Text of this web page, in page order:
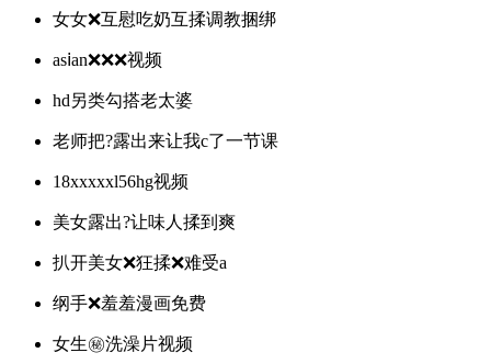
女女❌互慰吃奶互揉调教捆绑
asⅰan❌❌❌视频
hd另类勾搭老太婆
老师把?露出来让我c了一节课
18xxxxxl56hg视频
美女露出?让味人揉到爽
扒开美女❌狂揉❌难受a
纲手❌羞羞漫画免费
女生㊙️洗澡片视频